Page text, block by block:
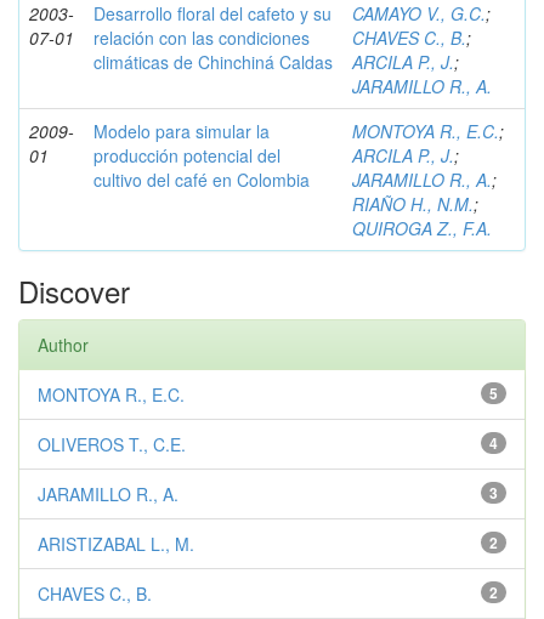
2003-
07-01
Desarrollo floral del cafeto y su
relación con las condiciones
climáticas de Chinchiná Caldas
CAMAYO V., G.C.;
CHAVES C., B.;
ARCILA P., J.;
JARAMILLO R., A.
2009-
01
Modelo para simular la
producción potencial del
cultivo del café en Colombia
MONTOYA R., E.C.;
ARCILA P., J.;
JARAMILLO R., A.;
RIAÑO H., N.M.;
QUIROGA Z., F.A.
Discover
Author
5
MONTOYA R., E.C.
4
OLIVEROS T., C.E.
3
JARAMILLO R., A.
2
ARISTIZABAL L., M.
2
CHAVES C., B.